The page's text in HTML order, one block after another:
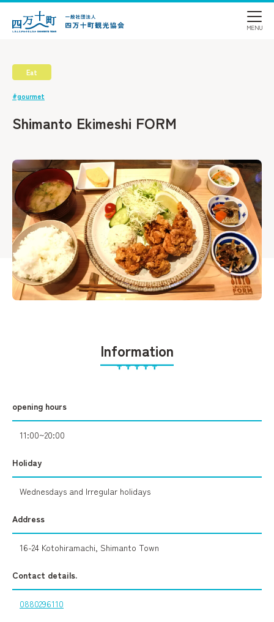
Eat
#gourmet
Shimanto Ekimeshi FORM
Information
opening hours
11:00~20:00
Holiday
Wednesdays and Irregular holidays
Address
16-24 Kotohiramachi, Shimanto Town
Contact details.
0880296110